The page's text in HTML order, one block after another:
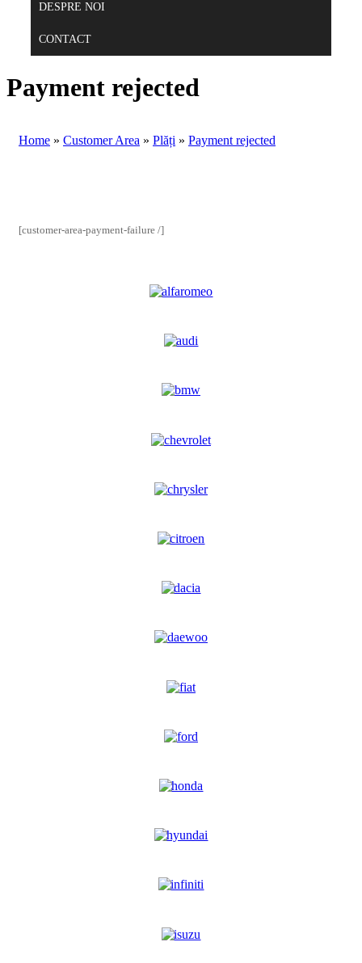
DESPRE NOI
CONTACT
Payment rejected
Home » Customer Area » Plăți » Payment rejected
[customer-area-payment-failure /]